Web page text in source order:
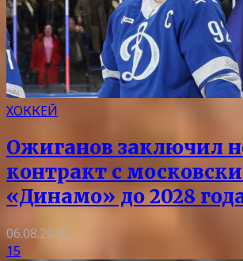
ХОККЕЙ
Ожиганов заключил
контракт с
«Динамо» до 2028
06.08.2026
15